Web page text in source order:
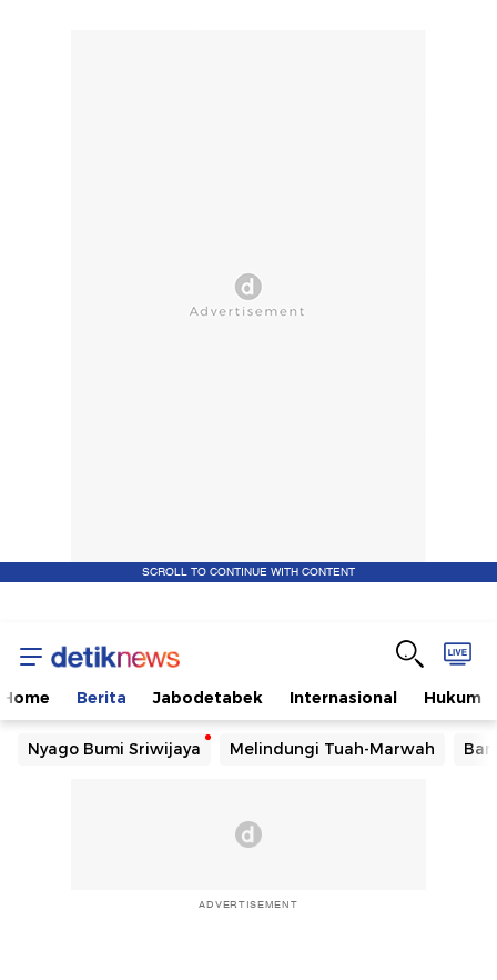
SCROLL TO CONTINUE WITH CONTENT
Home Berita Jabodetabek Internasional Hukum
Nyago Bumi Sriwijaya Melindungi Tuah-Marwah
ADVERTISEMENT